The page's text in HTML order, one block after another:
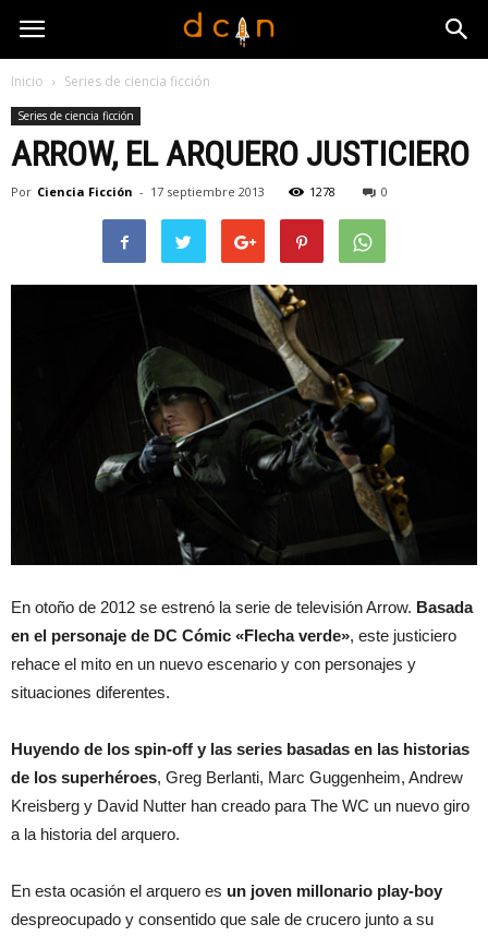
Inicio Series de ciencia ficción
Series de ciencia ficción
ARROW, EL ARQUERO JUSTICIERO
Por Ciencia Ficción - 17 septiembre 2013 1278 0
En otoño de 2012 se estrenó la serie de televisión Arrow. Basada
en el personaje de DC Cómic «Flecha verde», este justiciero
rehace el mito en un nuevo escenario y con personajes y
situaciones diferentes.
Huyendo de los spin-off y las series basadas en las historias
de los superhéroes, Greg Berlanti, Marc Guggenheim, Andrew
Kreisberg y David Nutter han creado para The WC un nuevo giro
a la historia del arquero.
En esta ocasión el arquero es un joven millonario play-boy
despreocupado y consentido que sale de crucero junto a su